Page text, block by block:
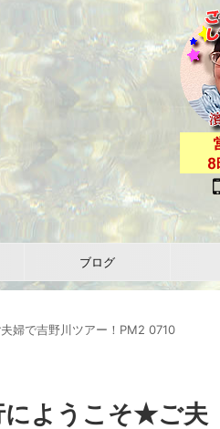
ブログ
婦で吉野川ツアー！PM2 0710
にようこそ★ご夫